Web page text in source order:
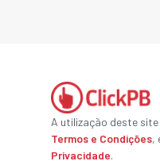
A utilização deste
Termos e Condições,
Privacidade.